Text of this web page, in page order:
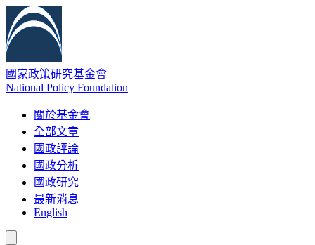
國家政策研究基金會
National Policy Foundation
關於基金會
全部文章
國政評論
國政分析
國政研究
最新消息
English